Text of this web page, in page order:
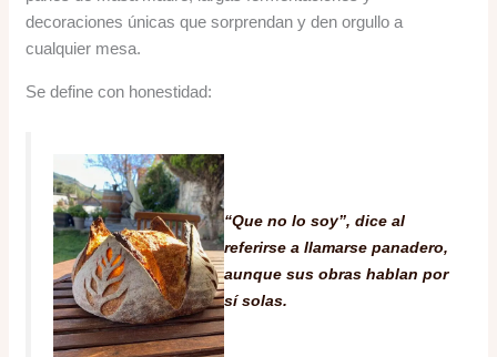
decoraciones únicas que sorprendan y den orgullo a
cualquier mesa.
Se define con honestidad:
“Que no lo soy”, dice al
referirse a llamarse panadero,
aunque sus obras hablan por
sí solas.